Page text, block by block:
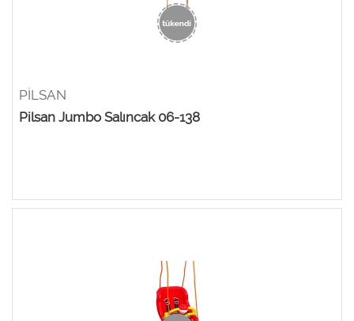
PİLSAN
Pilsan Jumbo Salıncak 06-138